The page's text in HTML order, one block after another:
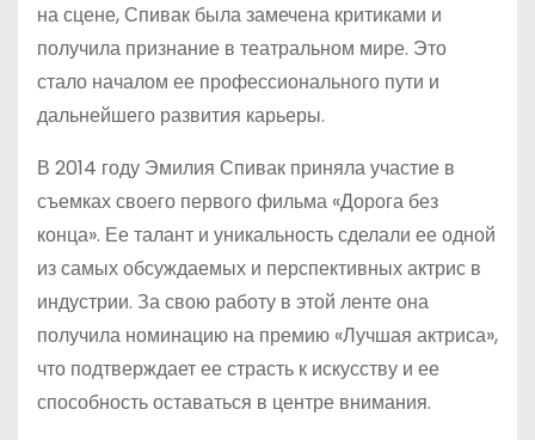
на сцене, Спивак была замечена критиками и
получила признание в театральном мире. Это
стало началом ее профессионального пути и
дальнейшего развития карьеры.
В 2014 году Эмилия Спивак приняла участие в
съемках своего первого фильма «Дорога без
конца». Ее талант и уникальность сделали ее одной
из самых обсуждаемых и перспективных актрис в
индустрии. За свою работу в этой ленте она
получила номинацию на премию «Лучшая актриса»,
что подтверждает ее страсть к искусству и ее
способность оставаться в центре внимания.